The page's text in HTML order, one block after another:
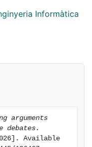
Informàtica
arguments
debates.
Available